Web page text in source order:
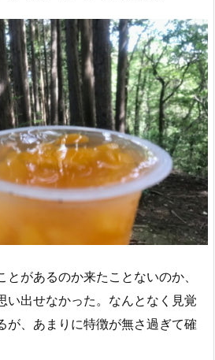
があるのか来たことないのか、
い出せなかった。なんとなく見覚
が、あまりに特徴が無さ過ぎて確